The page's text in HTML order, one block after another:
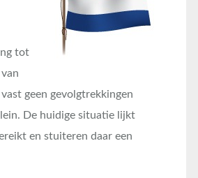
tot
geen gevolgtrekkingen
De huidige situatie lijkt
en stuiteren daar een